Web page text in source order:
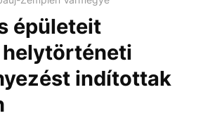
épületeit
indítottak